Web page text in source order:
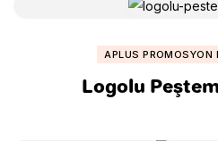
APLUS PROMOSYON
Logolu